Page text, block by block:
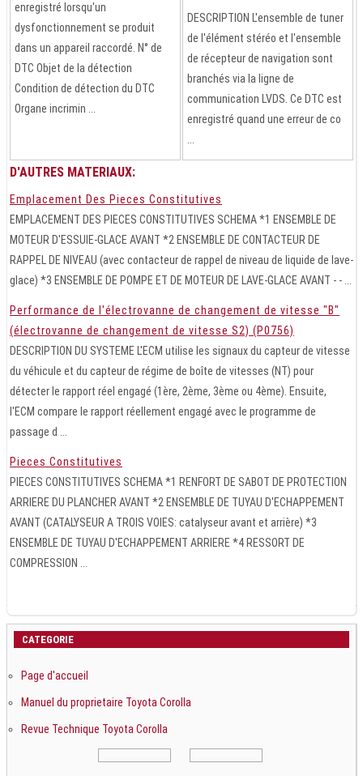
enregistré lorsqu'un
dysfonctionnement se produit
dans un appareil raccordé. N° de
DTC Objet de la détection
Condition de détection du DTC
Organe incrimin ...
DESCRIPTION L'ensemble de tuner
de l'élément stéréo et l'ensemble
de récepteur de navigation sont
branchés via la ligne de
communication LVDS. Ce DTC est
enregistré quand une erreur de co
D'AUTRES MATERIAUX:
Emplacement Des Pieces Constitutives
EMPLACEMENT DES PIECES CONSTITUTIVES SCHEMA *1 ENSEMBLE DE
MOTEUR D'ESSUIE-GLACE AVANT *2 ENSEMBLE DE CONTACTEUR DE
RAPPEL DE NIVEAU (avec contacteur de rappel de niveau de liquide de lave-
glace) *3 ENSEMBLE DE POMPE ET DE MOTEUR DE LAVE-GLACE AVANT - - ...
Performance de l'électrovanne de changement de vitesse "B"
(électrovanne de changement de vitesse S2) (P0756)
DESCRIPTION DU SYSTEME L'ECM utilise les signaux du capteur de vitesse
du véhicule et du capteur de régime de boîte de vitesses (NT) pour
détecter le rapport réel engagé (1ère, 2ème, 3ème ou 4ème). Ensuite,
l'ECM compare le rapport réellement engagé avec le programme de
passage d ...
Pieces Constitutives
PIECES CONSTITUTIVES SCHEMA *1 RENFORT DE SABOT DE PROTECTION
ARRIERE DU PLANCHER AVANT *2 ENSEMBLE DE TUYAU D'ECHAPPEMENT
AVANT (CATALYSEUR A TROIS VOIES: catalyseur avant et arrière) *3
ENSEMBLE DE TUYAU D'ECHAPPEMENT ARRIERE *4 RESSORT DE
COMPRESSION ...
CATEGORIE
Page d'accueil
Manuel du proprietaire Toyota Corolla
Revue Technique Toyota Corolla